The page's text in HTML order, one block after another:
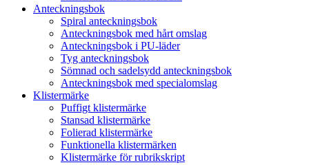
Anteckningsbok
Spiral anteckningsbok
Anteckningsbok med hårt omslag
Anteckningsbok i PU-läder
Tyg anteckningsbok
Sömnad och sadelsydd anteckningsbok
Anteckningsbok med specialomslag
Klistermärke
Puffigt klistermärke
Stansad klistermärke
Folierad klistermärke
Funktionella klistermärken
Klistermärke för rubrikskript